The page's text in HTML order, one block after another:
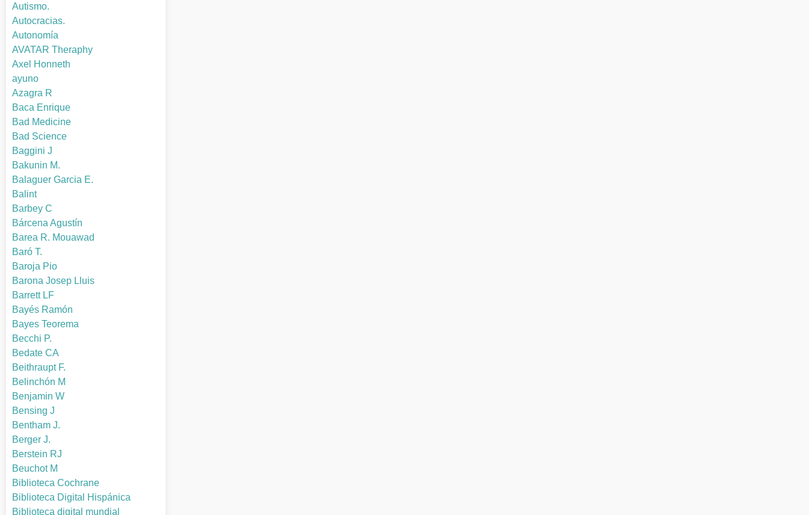
Autismo.
Autocracias.
Autonomía
AVATAR Theraphy
Axel Honneth
ayuno
Azagra R
Baca Enrique
Bad Medicine
Bad Science
Baggini J
Bakunin M.
Balaguer Garcia E.
Balint
Barbey C
Bárcena Agustín
Barea R. Mouawad
Baró T.
Baroja Pio
Barona Josep Lluis
Barrett LF
Bayés Ramón
Bayes Teorema
Becchi P.
Bedate CA
Beithraupt F.
Belinchón M
Benjamin W
Bensing J
Bentham J.
Berger J.
Berstein RJ
Beuchot M
Biblioteca Cochrane
Biblioteca Digital Hispánica
Biblioteca digital mundial